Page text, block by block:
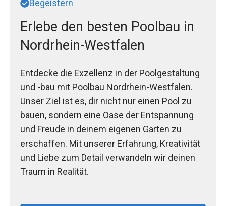
Begeistern
Erlebe den besten Poolbau in
Nordrhein-Westfalen
Entdecke die Exzellenz in der Poolgestaltung
und -bau mit Poolbau Nordrhein-Westfalen.
Unser Ziel ist es, dir nicht nur einen Pool zu
bauen, sondern eine Oase der Entspannung
und Freude in deinem eigenen Garten zu
erschaffen. Mit unserer Erfahrung, Kreativität
und Liebe zum Detail verwandeln wir deinen
Traum in Realität.